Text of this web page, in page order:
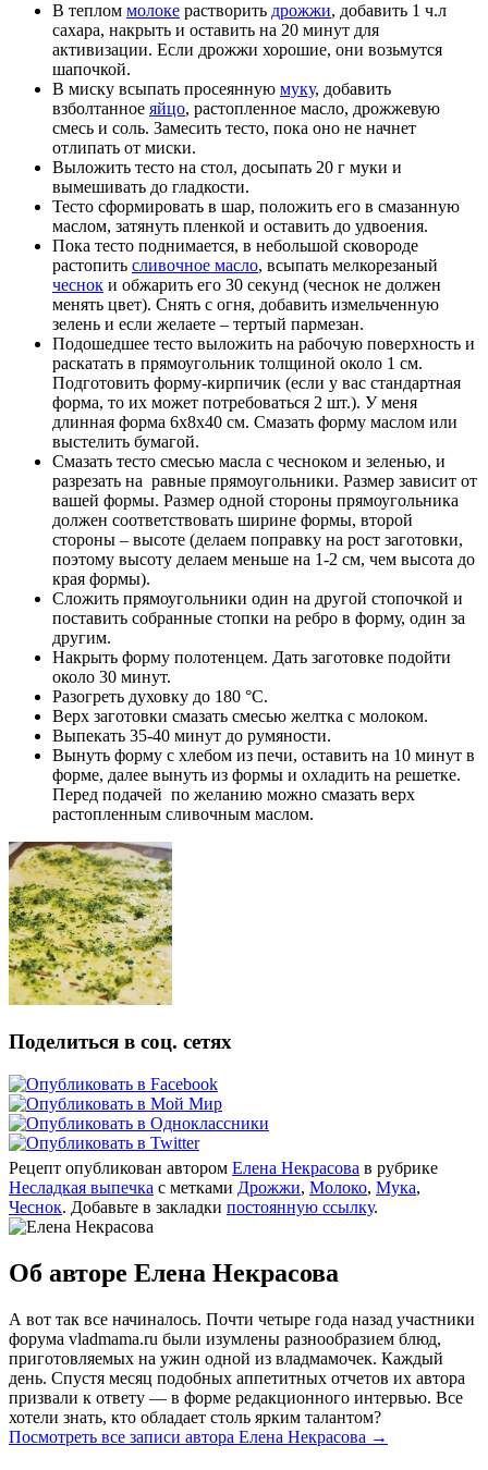
В теплом молоке растворить дрожжи, добавить 1 ч.л
сахара, накрыть и оставить на 20 минут для
активизации. Если дрожжи хорошие, они возьмутся
шапочкой.
В миску всыпать просеянную муку, добавить
взболтанное яйцо, растопленное масло, дрожжевую
смесь и соль. Замесить тесто, пока оно не начнет
отлипать от миски.
Выложить тесто на стол, досыпать 20 г муки и
вымешивать до гладкости.
Тесто сформировать в шар, положить его в смазанную
маслом, затянуть пленкой и оставить до удвоения.
Пока тесто поднимается, в небольшой сковороде
растопить сливочное масло, всыпать мелкорезаный
чеснок и обжарить его 30 секунд (чеснок не должен
менять цвет). Снять с огня, добавить измельченную
зелень и если желаете – тертый пармезан.
Подошедшее тесто выложить на рабочую поверхность и
раскатать в прямоугольник толщиной около 1 см.
Подготовить форму-кирпичик (если у вас стандартная
форма, то их может потребоваться 2 шт.). У меня
длинная форма 6х8х40 см. Смазать форму маслом или
выстелить бумагой.
Смазать тесто смесью масла с чесноком и зеленью, и
разрезать на равные прямоугольники. Размер зависит от
вашей формы. Размер одной стороны прямоугольника
должен соответствовать ширине формы, второй
стороны – высоте (делаем поправку на рост заготовки,
поэтому высоту делаем меньше на 1-2 см, чем высота до
края формы).
Сложить прямоугольники один на другой стопочкой и
поставить собранные стопки на ребро в форму, один за
другим.
Накрыть форму полотенцем. Дать заготовке подойти
около 30 минут.
Разогреть духовку до 180 °C.
Верх заготовки смазать смесью желтка с молоком.
Выпекать 35-40 минут до румяности.
Вынуть форму с хлебом из печи, оставить на 10 минут в
форме, далее вынуть из формы и охладить на решетке.
Перед подачей по желанию можно смазать верх
растопленным сливочным маслом.
Поделиться в соц. сетях
Рецепт опубликован автором Елена Некрасова в рубрике
Несладкая выпечка с метками Дрожжи, Молоко, Мука,
Чеснок. Добавьте в закладки постоянную ссылку.
Об авторе Елена Некрасова
А вот так все начиналось. Почти четыре года назад участники
форума vladmama.ru были изумлены разнообразием блюд,
приготовляемых на ужин одной из владмамочек. Каждый
день. Спустя месяц подобных аппетитных отчетов их автора
призвали к ответу — в форме редакционного интервью. Все
хотели знать, кто обладает столь ярким талантом?
Посмотреть все записи автора Елена Некрасова →